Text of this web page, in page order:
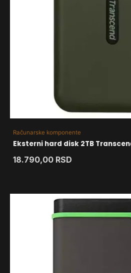
Računarske komponente
Eksterni hard disk 2TB
18.790,00 RSD